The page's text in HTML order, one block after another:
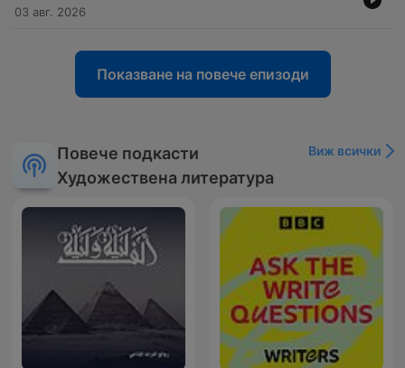
03 авг. 2026
Показване на повече епизоди
Повече подкасти
Художествена литература
Виж всички